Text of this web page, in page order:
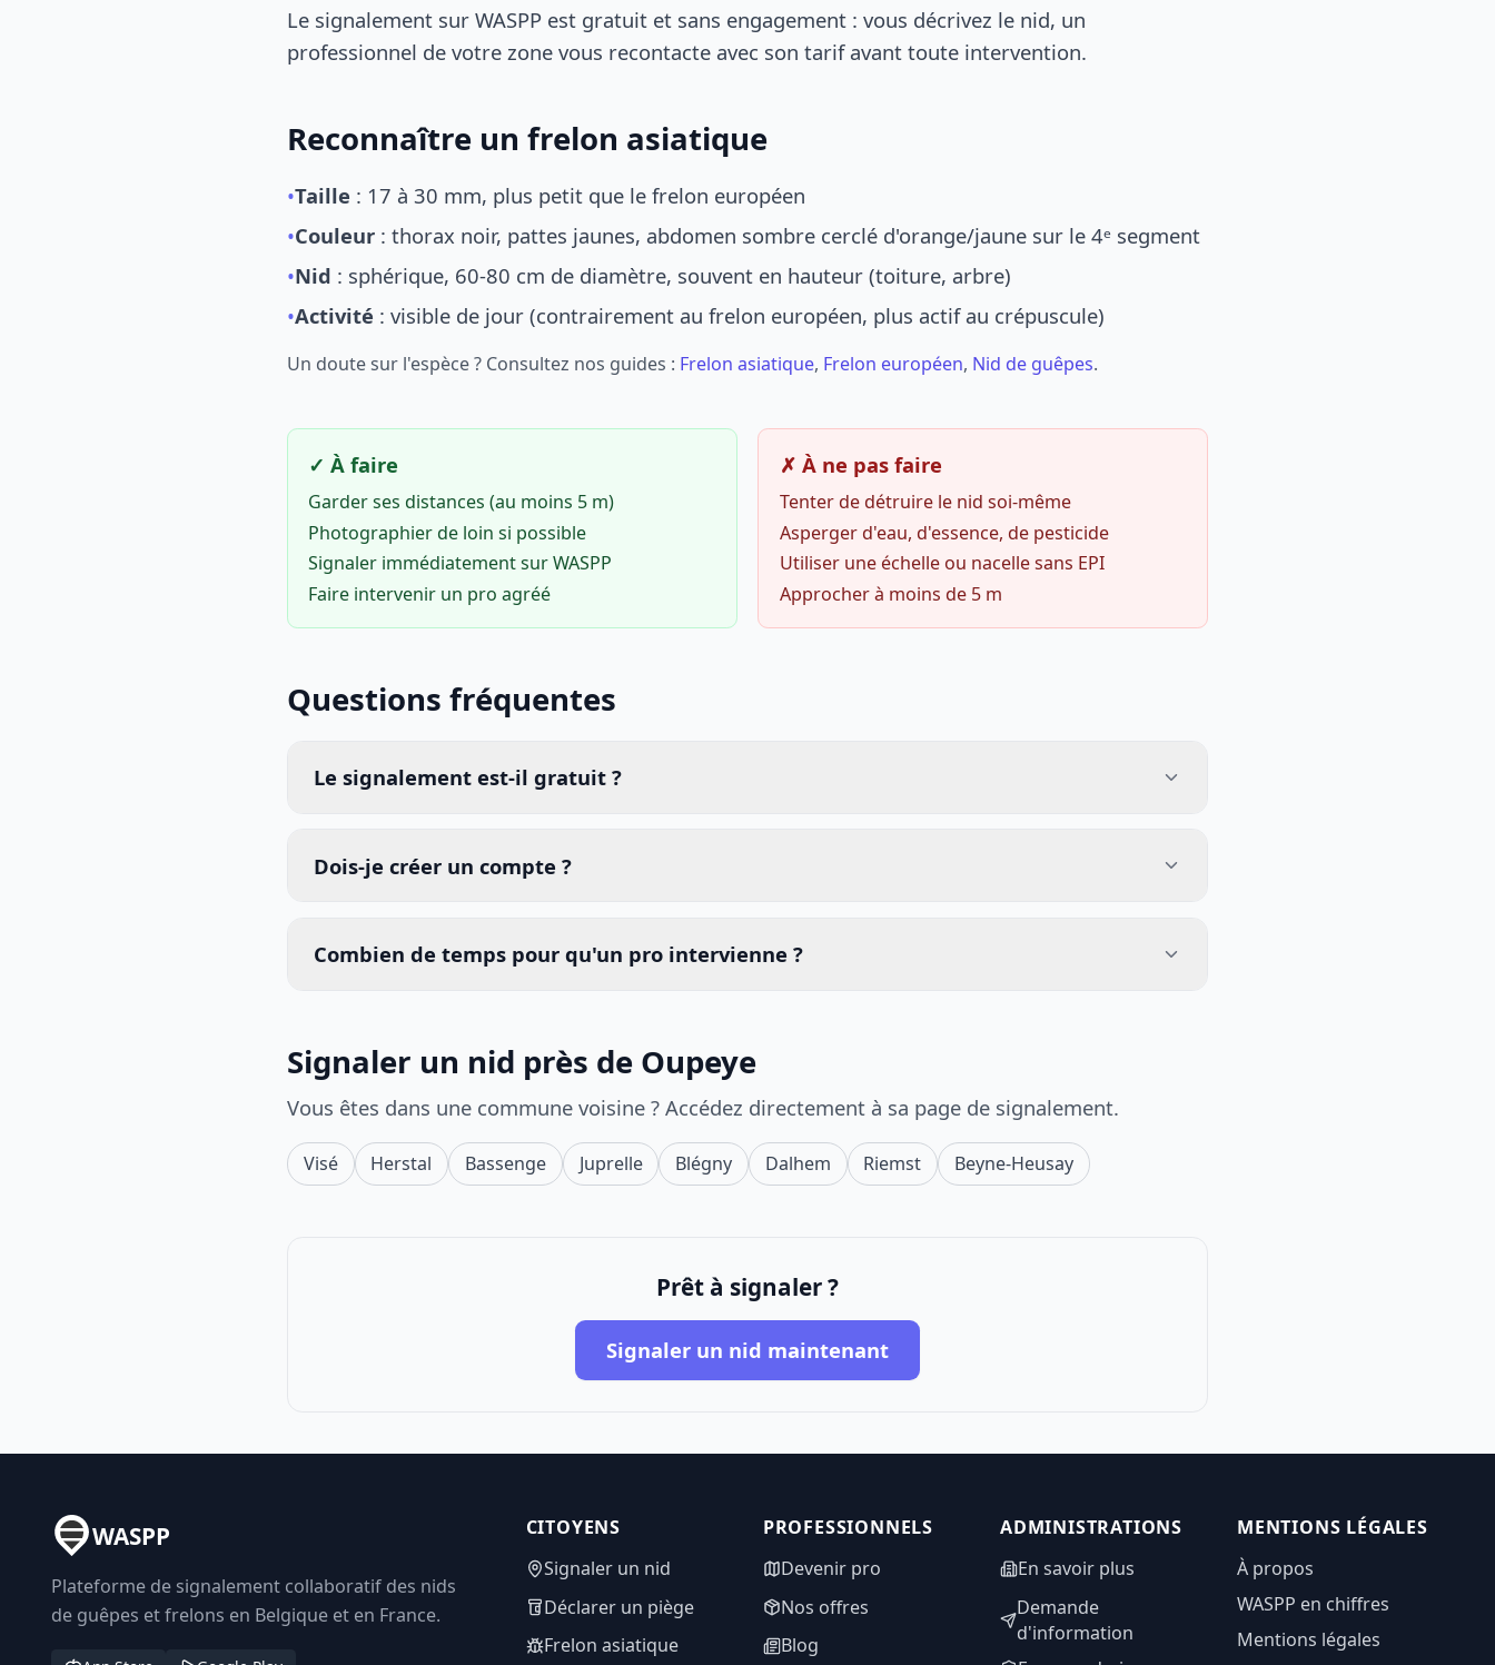
Le signalement sur WASPP est gratuit et sans engagement : vous décrivez le nid, un
professionnel de votre zone vous recontacte avec son tarif avant toute intervention.
Reconnaître un frelon asiatique
•Taille : 17 à 30 mm, plus petit que le frelon européen
•Couleur : thorax noir, pattes jaunes, abdomen sombre cerclé d'orange/jaune sur le 4ᵉ segment
•Nid : sphérique, 60-80 cm de diamètre, souvent en hauteur (toiture, arbre)
•Activité : visible de jour (contrairement au frelon européen, plus actif au crépuscule)
Un doute sur l'espèce ? Consultez nos guides : Frelon asiatique, Frelon européen, Nid de guêpes.
✓ À faire
Garder ses distances (au moins 5 m)
Photographier de loin si possible
Signaler immédiatement sur WASPP
Faire intervenir un pro agréé
✗ À ne pas faire
Tenter de détruire le nid soi-même
Asperger d'eau, d'essence, de pesticide
Utiliser une échelle ou nacelle sans EPI
Approcher à moins de 5 m
Questions fréquentes
Le signalement est-il gratuit ?
Dois-je créer un compte ?
Combien de temps pour qu'un pro intervienne ?
Signaler un nid près de Oupeye
Vous êtes dans une commune voisine ? Accédez directement à sa page de signalement.
Visé Herstal Bassenge Juprelle Blégny Dalhem Riemst Beyne-Heusay
Prêt à signaler ?
Signaler un nid maintenant
WASPP
Plateforme de signalement collaboratif des nids
de guêpes et frelons en Belgique et en France.
CITOYENS
Signaler un nid
Déclarer un piège
Frelon asiatique
PROFESSIONNELS
Devenir pro
Nos offres
Blog
ADMINISTRATIONS
En savoir plus
Demande
d'information
MENTIONS LÉGALES
À propos
WASPP en chiffres
Mentions légales